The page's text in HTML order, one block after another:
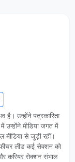
है। उन्होंने पत्रकारिता
उन्होंने मीडिया जगत में
से जुड़ी रहीं।
लीड कई सेक्शन को
करियर सेक्शन संभाल